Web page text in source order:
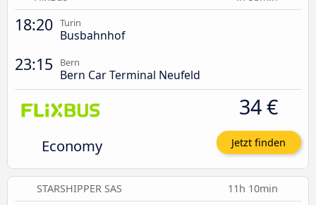
18:20 Turin
Busbahnhof
23:15 Bern
Bern Car Terminal Neufeld
Economy
34 €
Jetzt finden
STARSHIPPER SAS 11h 10min